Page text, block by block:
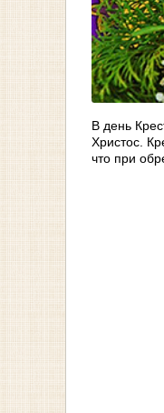
В день
Христос.
что при